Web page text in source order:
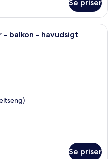
Se priser
En balkon med stol og bord, med
balkon - havudsigt
Se priser